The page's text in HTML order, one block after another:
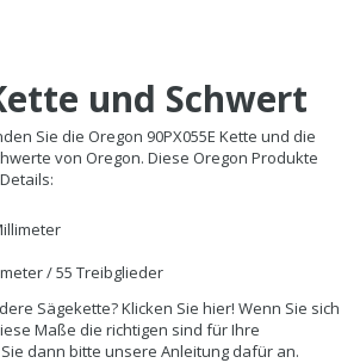
und Schwert
Sie die Oregon 90PX055E Kette und die
von Oregon. Diese Oregon Produkte
/ 55 Treibglieder
Sägekette? Klicken Sie hier! Wenn Sie sich
Maße die richtigen sind für Ihre
dann bitte unsere Anleitung dafür an.